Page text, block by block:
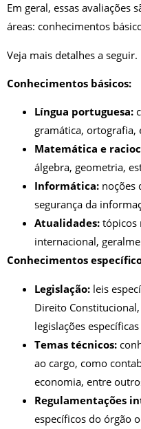
Em geral, essas avaliações
áreas: conhecimentos
Veja mais detalhes a seguir.
Conhecimentos básicos:
Língua portuguesa:
gramática, ortografia,
Matemática e
álgebra, geometria,
Informática: noções
segurança da
Atualidades: tópicos
internacional,
Conhecimentos
Legislação: leis
Direito
legislações
Temas técnicos:
ao cargo, como
economia, entre
Regulamentações
específicos do órgão